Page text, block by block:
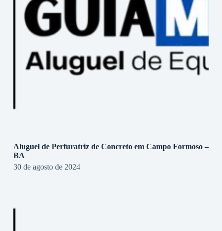
Aluguel de Perfuratriz de Concreto em Campo Formoso –
BA
30 de agosto de 2024